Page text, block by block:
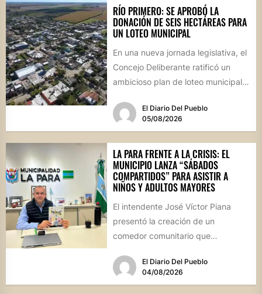
RÍO PRIMERO: SE APROBÓ LA
DONACIÓN DE SEIS HECTÁREAS PARA
UN LOTEO MUNICIPAL
En una nueva jornada legislativa, el
Concejo Deliberante ratificó un
ambicioso plan de loteo municipal,
por...
El Diario Del Pueblo
05/08/2026
LA PARA FRENTE A LA CRISIS: EL
MUNICIPIO LANZA “SÁBADOS
COMPARTIDOS” PARA ASISTIR A
NIÑOS Y ADULTOS MAYORES
El intendente José Víctor Piana
presentó la creación de un
comedor comunitario que
Salón...
El Diario Del Pueblo
04/08/2026